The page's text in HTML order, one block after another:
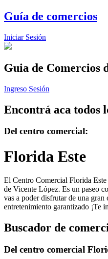
Guía de comercios
Iniciar Sesión
Guia de Comercios
Ingreso Sesión
Encontrá aca todos
Del centro comercial:
Florida Este
El Centro Comercial Florida
de Vicente López. Es un paseo
vas a poder disfrutar de una
entretenimiento garantizado ¡Te
Buscador de
Del centro comercial